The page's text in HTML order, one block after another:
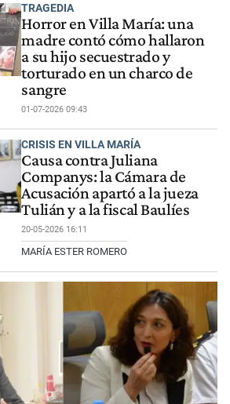
TRAGEDIA
Horror en Villa María: una
madre contó cómo hallaron
a su hijo secuestrado y
torturado en un charco de
sangre
01-07-2026 09:43
CRISIS EN VILLA MARÍA
Causa contra Juliana
Companys: la Cámara de
Acusación apartó a la jueza
Tulián y a la fiscal Baulíes
20-05-2026 16:11
MARÍA ESTER ROMERO